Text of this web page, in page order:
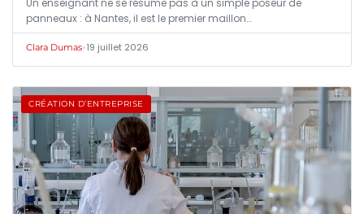
panneaux : à Nantes, il est le premier maillon…
Clara Dumas•19 juillet 2026
CRÉATION D’ENTREPRISE